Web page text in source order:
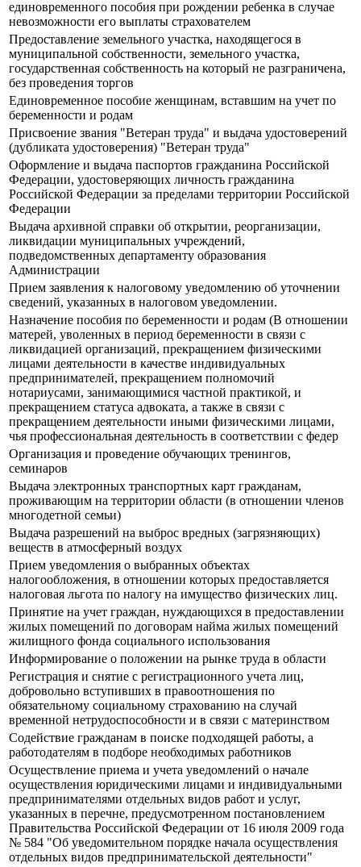
единовременного пособия при рождении ребенка в случае
невозможности его выплаты страхователем
Предоставление земельного участка, находящегося в
муниципальной собственности, земельного участка,
государственная собственность на который не разграничена,
без проведения торгов
Единовременное пособие женщинам, вставшим на учет по
беременности и родам
Присвоение звания "Ветеран труда" и выдача удостоверений
(дубликата удостоверения) "Ветеран труда"
Оформление и выдача паспортов гражданина Российской
Федерации, удостоверяющих личность гражданина
Российской Федерации за пределами территории Российской
Федерации
Выдача архивной справки об открытии, реорганизации,
ликвидации муниципальных учреждений,
подведомственных департаменту образования
Администрации
Прием заявления к налоговому уведомлению об уточнении
сведений, указанных в налоговом уведомлении.
Назначение пособия по беременности и родам (В отношении
матерей, уволенных в период беременности в связи с
ликвидацией организаций, прекращением физическими
лицами деятельности в качестве индивидуальных
предпринимателей, прекращением полномочий
нотариусами, занимающимися частной практикой, и
прекращением статуса адвоката, а также в связи с
прекращением деятельности иными физическими лицами,
чья профессиональная деятельность в соответствии с федер
Организация и проведение обучающих тренингов,
семинаров
Выдача электронных транспортных карт гражданам,
проживающим на территории области (в отношении членов
многодетной семьи)
Выдача разрешений на выброс вредных (загрязняющих)
веществ в атмосферный воздух
Прием уведомления о выбранных объектах
налогообложения, в отношении которых предоставляется
налоговая льгота по налогу на имущество физических лиц.
Принятие на учет граждан, нуждающихся в предоставлении
жилых помещений по договорам найма жилых помещений
жилищного фонда социального использования
Информирование о положении на рынке труда в области
Регистрация и снятие с регистрационного учета лиц,
добровольно вступивших в правоотношения по
обязательному социальному страхованию на случай
временной нетрудоспособности и в связи с материнством
Содействие гражданам в поиске подходящей работы, а
работодателям в подборе необходимых работников
Осуществление приема и учета уведомлений о начале
осуществления юридическими лицами и индивидуальными
предпринимателями отдельных видов работ и услуг,
указанных в перечне, предусмотренном постановлением
Правительства Российской Федерации от 16 июля 2009 года
№ 584 "Об уведомительном порядке начала осуществления
отдельных видов предпринимательской деятельности"